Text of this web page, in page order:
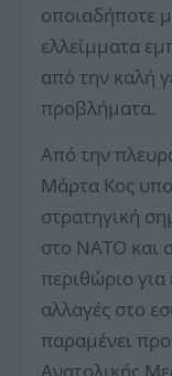
οποιαδήποτε
ελλείμματα
από την καλή
προβλήματα.
Από την
Μάρτα Κος
στρατηγική
στο ΝΑΤΟ και
περιθώριο για
αλλαγές στο
παραμένει
Ανατολικής